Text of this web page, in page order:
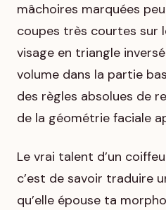
mâchoires marquées
coupes très courtes sur
visage en triangle
volume dans la partie
des règles absolues de
de la géométrie faciale
Le vrai talent d’un
c’est de savoir traduire
qu’elle épouse ta